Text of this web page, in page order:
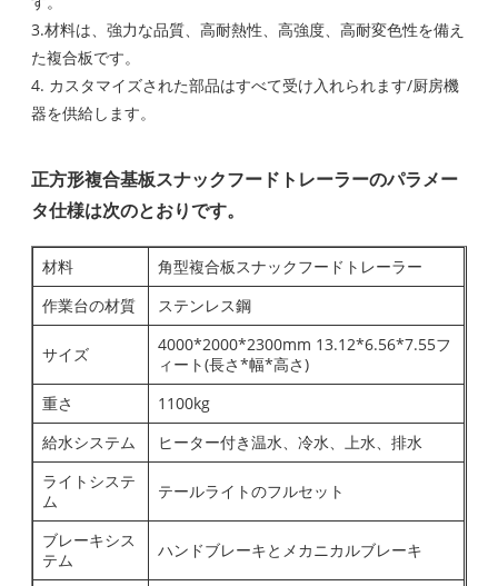
3.材料は、強力な品質、高耐熱性、高強度、高耐変色性を備え
た複合板です。
4. カスタマイズされた部品はすべて受け入れられます/厨房機
器を供給します。
正方形複合基板スナックフードトレーラーのパラメー
タ仕様は次のとおりです。
材料
角型複合板スナックフードトレーラー
作業台の材質
ステンレス鋼
サイズ
4000*2000*2300mm 13.12*6.56*7.55フ
ィート(長さ*幅*高さ)
重さ
1100kg
給水システム
ヒーター付き温水、冷水、上水、排水
ライトシステ
ム
テールライトのフルセット
ブレーキシス
テム
ハンドブレーキとメカニカルブレーキ